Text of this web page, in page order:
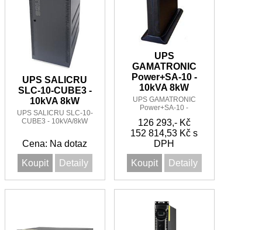
UPS SALICRU
SLC-10-CUBE3 -
10kVA 8kW
UPS SALICRU SLC-10-
CUBE3 - 10kVA/8kW
Cena: Na dotaz
Koupit
Detaily
UPS
GAMATRONIC
Power+SA-10 -
10kVA 8kW
UPS GAMATRONIC
Power+SA-10 -
nebo 1:1
126 293,- Kč
152 814,53 Kč s
DPH
Koupit
Detaily